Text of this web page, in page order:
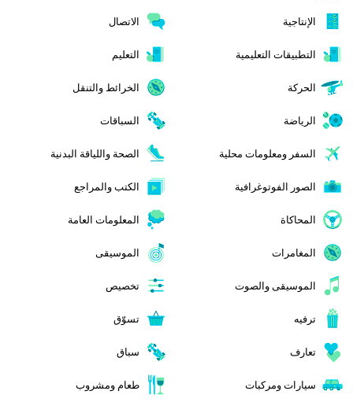
الإنتاجية الاتصال
التطبيقات التعليمية التعليم
الحركة الخرائط والتنقل
الرياضة السباقات
السفر ومعلومات محلية الصحة واللياقة البدنية
الصور الفوتوغرافية الكتب والمراجع
المحاكاة المعلومات العامة
المغامرات الموسيقى
الموسيقى والصوت تخصيص
ترفيه تسوّق
تعارف سباق
سيارات ومركبات طعام ومشروب